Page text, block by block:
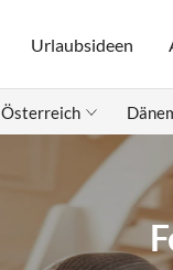
Urlaubsideen
Österreich